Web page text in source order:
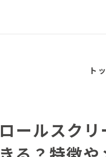
ト
ロールスク